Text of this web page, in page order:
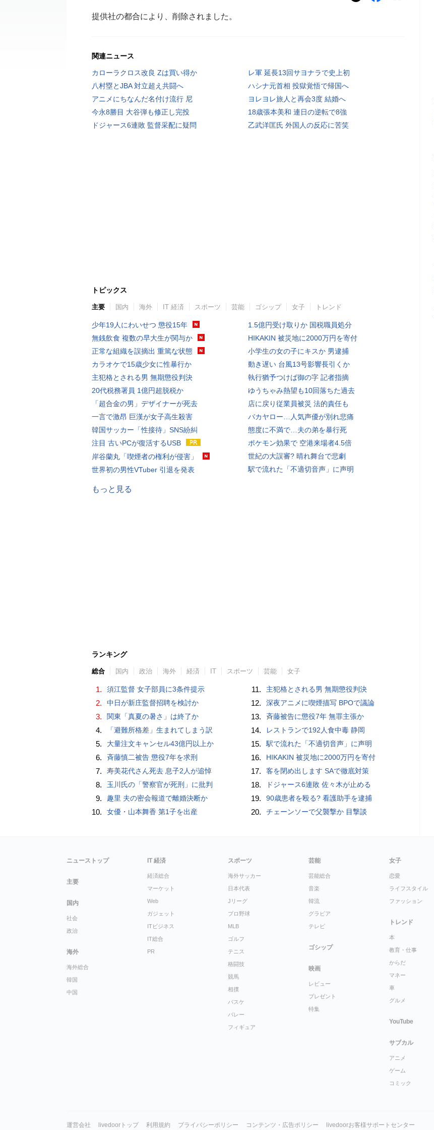
提供社の都合により、削除されました。
関連ニュース
カローラクロス改良 Zは買い得か
レ軍 延長13回サヨナラで史上初
八村塁とJBA 対立超え共闘へ
ハシナ元首相 投獄覚悟で帰国へ
アニメにちなんだ名付け流行 尼
ヨレヨレ旅人と再会3度 結婚へ
今永8勝目 大谷弾も修正し完投
18歳張本美和 連日の逆転で8強
ドジャース6連敗 監督采配に疑問
乙武洋匡氏 外国人の反応に苦笑
トピックス
主要 国内 海外 IT 経済 スポーツ 芸能 ゴシップ 女子 トレンド
少年19人にわいせつ 懲役15年
無銭飲食 複数の早大生が関与か
正常な組織を誤摘出 重篤な状態
カラオケで15歳少女に性暴行か
主犯格とされる男 無期懲役判決
20代税務署員 1億円超脱税か
「超合金の男」デザイナーが死去
一言で激昂 巨漢が女子高生殺害
韓国サッカー「性接待」SNS紛糾
注目 古いPCが復活するUSB
岸谷蘭丸「喫煙者の権利が侵害」
世界初の男性VTuber 引退を発表
1.5億円受け取りか 国税職員処分
HIKAKIN 被災地に2000万円を寄付
小学生の女の子にキスか 男逮捕
動き遅い 台風13号影響長引くか
執行猶予つけば御の字 記者指摘
ゆうちゃみ熱望も10回落ちた過去
店に戻り従業員被災 法的責任も
バカヤロー…人気声優が別れ悲痛
態度に不満で…夫の弟を暴行死
ポケモン効果で 空港来場者4.5倍
世紀の大誤審? 晴れ舞台で悲劇
駅で流れた「不適切音声」に声明
もっと見る
ランキング
総合 国内 政治 海外 経済 IT スポーツ 芸能 女子
1. 須江監督 女子部員に3条件提示
2. 中日が新庄監督招聘を検討か
3. 関東「真夏の暑さ」は終了か
4. 「避難所格差」生まれてしまう訳
5. 大量注文キャンセル43億円以上か
6. 斉藤慎二被告 懲役7年を求刑
7. 寿美花代さん死去 息子2人が追悼
8. 玉川氏の「警察官が死刑」に批判
9. 趣里 夫の密会報道で離婚決断か
10. 女優・山本舞香 第1子を出産
11. 主犯格とされる男 無期懲役判決
12. 深夜アニメに喫煙描写 BPOで議論
13. 斉藤被告に懲役7年 無罪主張か
14. レストランで192人食中毒 静岡
15. 駅で流れた「不適切音声」に声明
16. HIKAKIN 被災地に2000万円を寄付
17. 客を閉め出します SAで徹底対策
18. ドジャース6連敗 佐々木が止める
19. 90歳患者を殴る? 看護助手を逮捕
20. チェーンソーで父襲撃か 目撃談
ニューストップ
主要
国内
社会
政治
海外
海外総合
韓国
中国
IT 経済
経済総合
マーケット
Web
ガジェット
ITビジネス
IT総合
PR
スポーツ
海外サッカー
日本代表
Jリーグ
プロ野球
MLB
ゴルフ
テニス
格闘技
競馬
相撲
バスケ
バレー
フィギュア
芸能
芸能総合
音楽
韓流
グラビア
テレビ
ゴシップ
映画
レビュー
プレゼント
特集
女子
恋愛
ライフスタイル
ファッション
トレンド
本
教育・仕事
からだ
マネー
車
グルメ
YouTube
サブカル
アニメ
ゲーム
コミック
運営会社 livedoorトップ 利用規約 プライバシーポリシー コンテンツ・広告ポリシー livedoorお客様サポートセンター